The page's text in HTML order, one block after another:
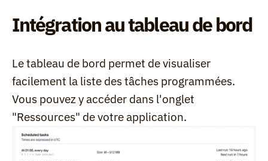
Intégration au tableau de bord
Le tableau de bord permet de visualiser
facilement la liste des tâches programmées.
Vous pouvez y accéder dans l'onglet
"Ressources" de votre application.